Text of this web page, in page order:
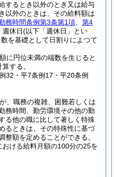
するとき以外のとき又は給与
以外のときは、その給料額は
務時間条例第3条第1項
第4
週休日(以下「週休日」とい
を基礎として日割りによつて
に円位未満の端数を生じると
する。
32・平7条例17・平20条例
、職務の複雑、困難若しくは
務時間、勤労環境その他の勤
る他の職に比して著しく特殊
るときは、その特殊性に基づ
整額を定めることができる。
ける給料月額の100分の25を